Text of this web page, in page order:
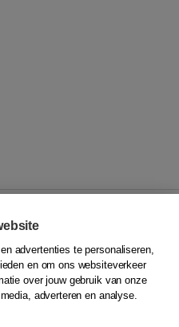
advertenties te personaliseren,
en om ons websiteverkeer
over jouw gebruik van onze
adverteren en analyse.